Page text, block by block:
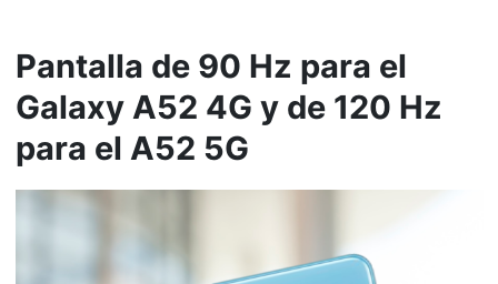
Pantalla de 90 Hz para el
Galaxy A52 4G y de 120 Hz
para el A52 5G